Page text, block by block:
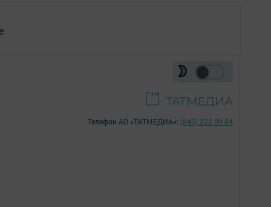
Телефон АО «ТАТМЕДИА»: (843) 222 09 84